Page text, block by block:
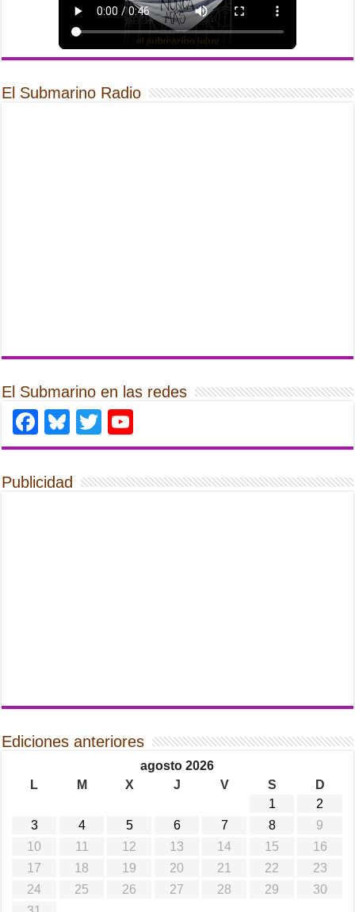
El Submarino Radio
El Submarino en las redes
Facebook
Bluesky
Twitter
Publicidad
Ediciones anteriores
agosto 2026
L
M X J V S
D
1
2
3
4 5 6 7 8
9
10
11 12 13 14 15
16
17
18 19 20 21 22
23
24
25 26 27 28 29
30